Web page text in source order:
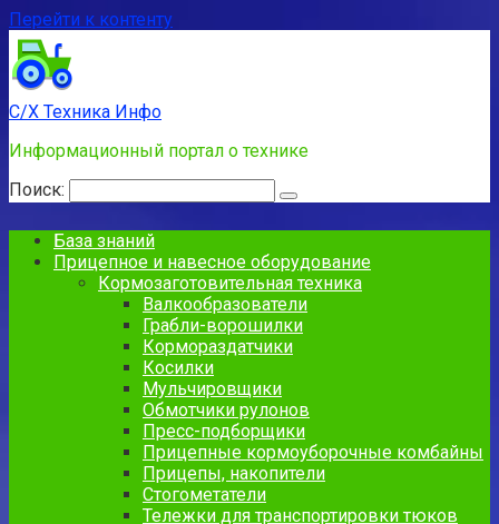
Перейти к контенту
С/Х Техника Инфо
Информационный портал о технике
Поиск:
База знаний
Прицепное и навесное оборудование
Кормозаготовительная техника
Валкообразователи
Грабли-ворошилки
Кормораздатчики
Косилки
Мульчировщики
Обмотчики рулонов
Пресс-подборщики
Прицепные кормоуборочные комбайны
Прицепы, накопители
Стогометатели
Тележки для транспортировки тюков